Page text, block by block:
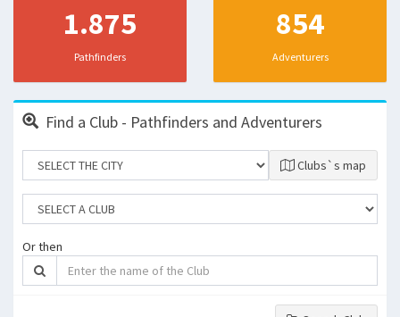
1.875
Pathfinders
854
Adventurers
Find a Club - Pathfinders and Adventurers
Clubs`s map
Or then